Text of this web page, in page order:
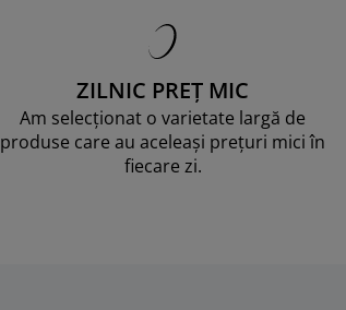
ZILNIC PREȚ MIC
Am selecționat o varietate largă de
produse care au aceleași prețuri mici în
fiecare zi.